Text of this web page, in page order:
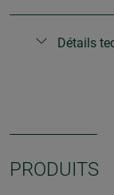
Détails
PRODUITS